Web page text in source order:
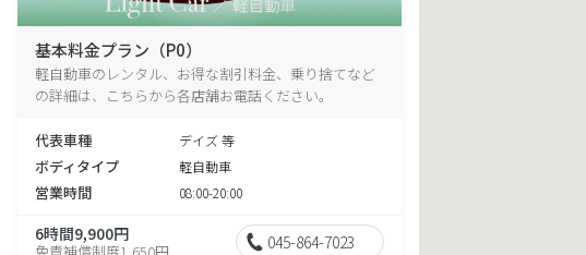
基本料金プラン（P0）
軽自動車のレンタル、お得な割引料金、乗り捨てなど
の詳細は、こちらから各店舗お電話ください。
代表車種 デイズ 等
ボディタイプ 軽自動車
営業時間 08:00-20:00
6時間9,900円
免責補償制度1,650円 045-864-7023